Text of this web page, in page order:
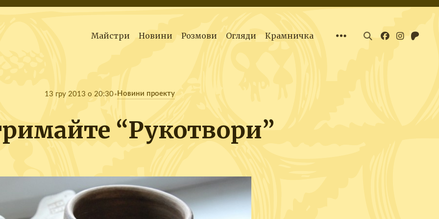
Майстри Новини Розмови Огляди Крамничка
13 гру 2013 о 20:30 Новини проекту
“Рукотвори”